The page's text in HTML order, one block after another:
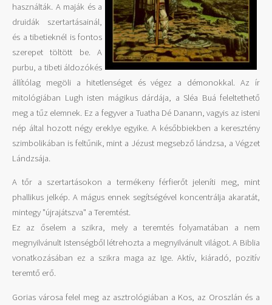
használták. A maják és a
druidák szertartásainál,
és a tibetieknél is fontos
szerepet töltött be. A
purbu, a tibeti áldozókés
állítólag megöli a hitetlenséget és végez a démonokkal. Az ír
mitológiában Lugh isten mágikus dárdája, a Sléa Buá feleltethető
meg a tűz elemnek. Ez a fegyver a Tuatha Dé Danann, vagyis az isteni
nép által hozott négy ereklye egyike. A későbbiekben a keresztény
szimbolikában is feltűnik, mint a Jézust megsebző lándzsa, a Végzet
Lándzsája.
A tőr a szertartásokon a termékeny férfierőt jeleníti meg, mint
phallikus jelkép. A mágus ennek segítségével koncentrálja akaratát,
mintegy "újrajátszva" a Teremtést.
Ez az őselem a szikra, mely a teremtés folyamatában a nem
megnyilvánult Istenségből létrehozta a megnyilvánult világot. A Biblia
vonatkozásában ez a szikra maga az Ige. Aktív, kiáradó, pozitív
teremtő erő.
Gorias városa felel meg az asztrológiában a Kos, az Oroszlán és a